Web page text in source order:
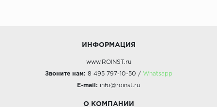
ИНФОРМАЦИЯ
www.ROINST.ru
Звоните нам: 8 495 797-10-50 / Whatsapp
E-mail: info@roinst.ru
О КОМПАНИИ